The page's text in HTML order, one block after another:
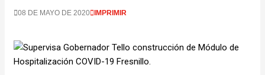
08 DE MAYO DE 2020 IMPRIMIR